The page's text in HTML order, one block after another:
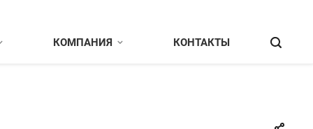
КОМПАНИЯ КОНТАКТЫ